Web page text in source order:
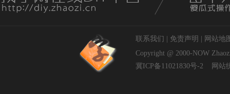
联系我们 免责声明
网站地
Copyright @ 2000-NOW
冀ICP备11021830号-2
网站